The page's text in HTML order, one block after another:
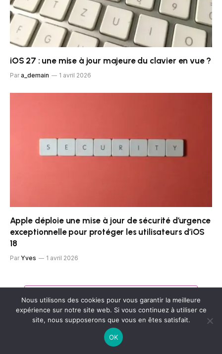
iOS 27 : une mise à jour majeure du clavier en vue ?
Par a_demain 1 avril 2026
Apple déploie une mise à jour de sécurité d’urgence
exceptionnelle pour protéger les utilisateurs d’iOS
18
Par Yves 1 avril 2026
AJOUTER UN COMMENTAIRE
Comment faire le signe arobase (@) sur
Nous utilisons des cookies pour vous garantir la meilleure
expérience sur notre site web. Si vous continuez à utiliser ce
site, nous supposerons que vous en êtes satisfait.
OK